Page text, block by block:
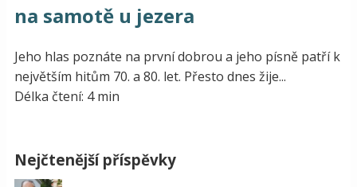
na samotě u jezera
Jeho hlas poznáte na první dobrou a jeho písně patří k
největším hitům 70. a 80. let. Přesto dnes žije...
Délka čtení: 4 min
Nejčtenější příspěvky